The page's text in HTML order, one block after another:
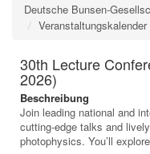
Deutsche Bunsen-
Veranstaltungskalender
30th Lecture
2026)
Beschreibung
Join leading national and
cutting-edge talks and
photophysics. You’ll explore